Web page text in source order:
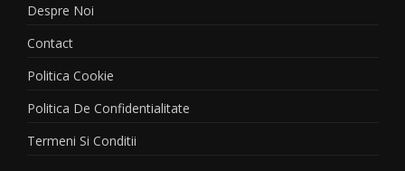
Despre Noi
Contact
Politica Cookie
Politica De Confidentialitate
Termeni Si Conditii